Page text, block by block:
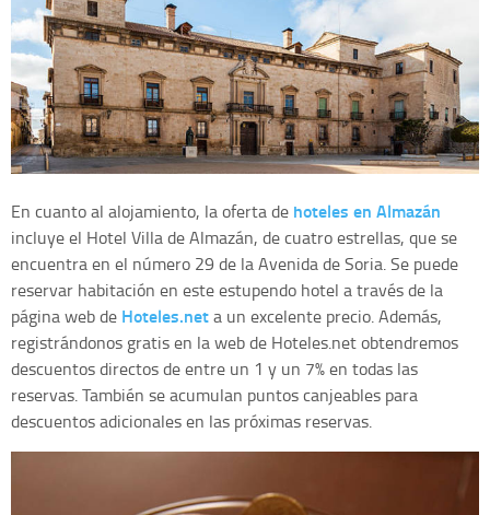
En cuanto al alojamiento, la oferta de hoteles en Almazán
incluye el Hotel Villa de Almazán, de cuatro estrellas, que se
encuentra en el número 29 de la Avenida de Soria. Se puede
reservar habitación en este estupendo hotel a través de la
página web de Hoteles.neta un excelente precio. Además,
registrándonos gratis en la web de Hoteles.net obtendremos
descuentos directos de entre un 1 y un 7% en todas las
reservas. También se acumulan puntos canjeables para
descuentos adicionales en las próximas reservas.